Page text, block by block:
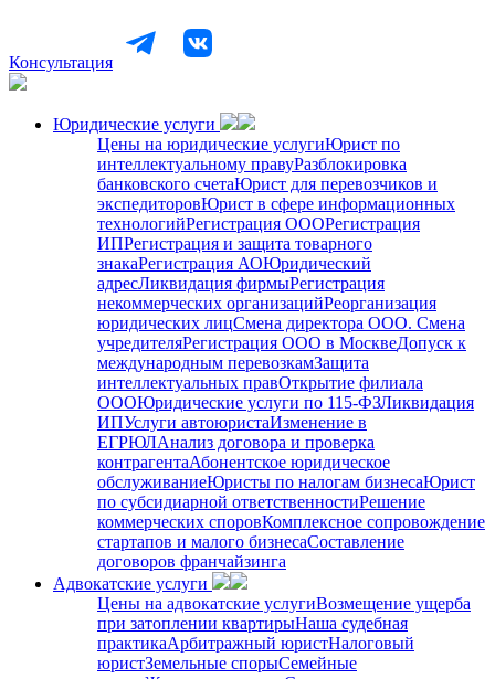
Консультация
Юридические услуги
Цены на юридические услугиЮрист по
интеллектуальному правуРазблокировка
банковского счетаЮрист для перевозчиков и
экспедиторовЮрист в сфере информационных
технологийРегистрация ОООРегистрация
ИПРегистрация и защита товарного
знакаРегистрация АОЮридический
адресЛиквидация фирмыРегистрация
некоммерческих организацийРеорганизация
юридических лицСмена директора ООО. Смена
учредителяРегистрация ООО в МосквеДопуск к
международным перевозкамЗащита
интеллектуальных правОткрытие филиала
ОООЮридические услуги по 115-ФЗЛиквидация
ИПУслуги автоюристаИзменение в
ЕГРЮЛАнализ договора и проверка
контрагентаАбонентское юридическое
обслуживаниеЮристы по налогам бизнесаЮрист
по субсидиарной ответственностиРешение
коммерческих споровКомплексное сопровождение
стартапов и малого бизнесаСоставление
договоров франчайзинга
Адвокатские услуги
Цены на адвокатские услугиВозмещение ущерба
при затоплении квартирыНаша судебная
практикаАрбитражный юристНалоговый
юристЗемельные спорыСемейные